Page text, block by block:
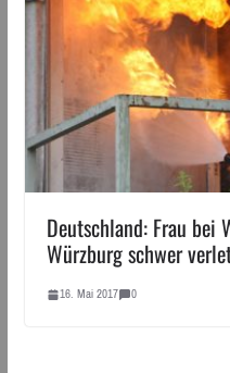
Deutschland: Frau bei
Würzburg schwer
16. Mai 2017 0